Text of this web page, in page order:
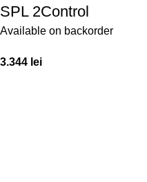
SPL 2Control
Available on backorder
3.344 lei